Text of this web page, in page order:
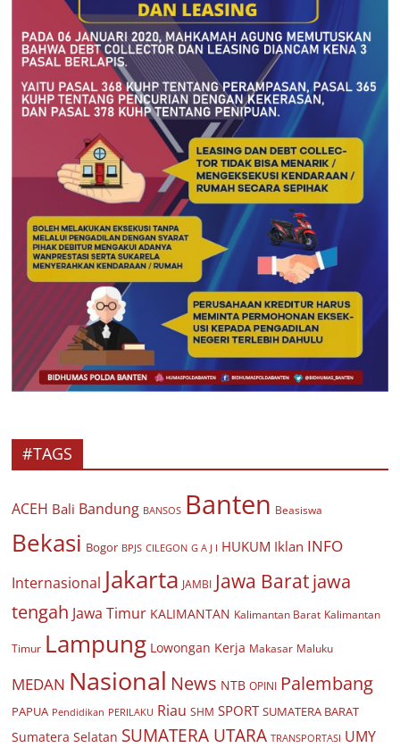
#TAGS
ACEH Bali Bandung BANSOS Banten Beasiswa
Bekasi Bogor BPJS CILEGON G A J I HUKUM Iklan INFO
Internasional Jakarta JAMBI Jawa Baratjawa
tengah Jawa Timur KALIMANTAN Kalimantan Barat Kalimantan
Timur Lampung Lowongan Kerja Makasar Maluku
MEDAN Nasional News NTB OPINI Palembang
PAPUA Pendidikan PERILAKU Riau SHM SPORT SUMATERA BARAT
Sumatera Selatan SUMATERA UTARA TRANSPORTASI UMY